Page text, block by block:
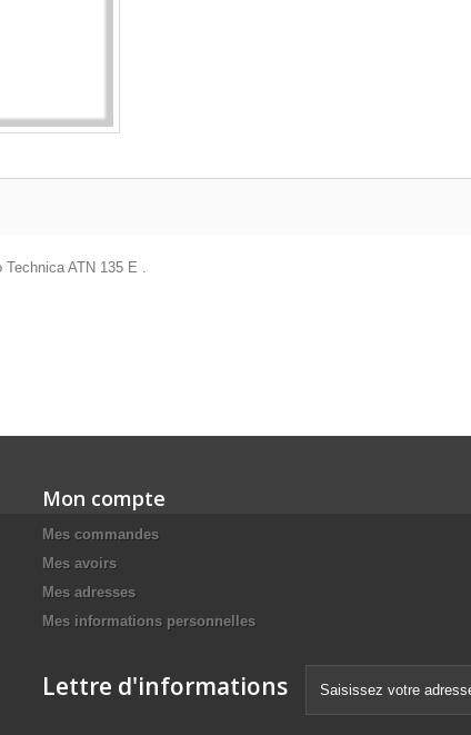
ATN 135 E .
Mon compte
Mes commandes
Mes avoirs
Mes adresses
Mes informations personnelles
Lettre d'informations